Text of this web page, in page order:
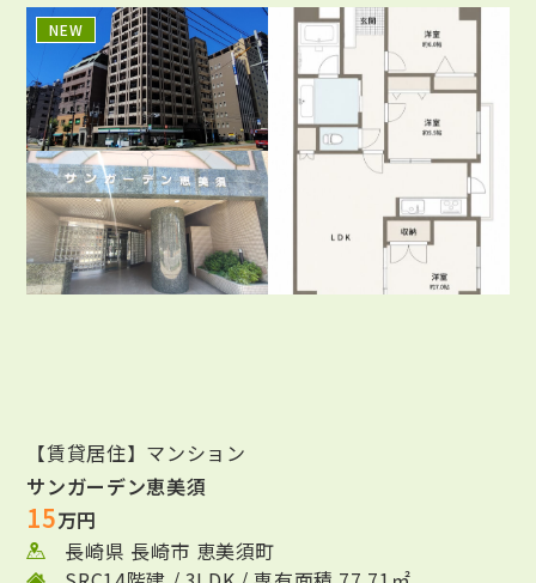
NEW
【賃貸居住】マンション
サンガーデン恵美須
15万円
長崎県 長崎市 恵美須町